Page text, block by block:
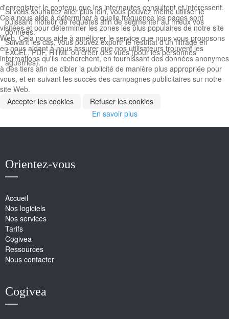
Si vous souhaitez aller plus loin, vous pouvez même utiliser le
puissant moteur de requêtes afin de segmenter au mieux vos
données.
Suivant les cas, vous pouvez exportr le résultat d'un filtrage en
EXCEL, PDF, HTML ou créer des vues (pour les personnes
aguerries).
Orientez-vous
Accueil
Nos logiciels
Nos services
Tarifs
Cogivea
Ressources
Nous contacter
Cogivea
d'enregistrer le contenu que les internautes consultent et intéressent.
Cela nous aide à déterminer à quelle fréquence les pages sont
visitées et pour déterminer les zones les plus populaires de notre site
Web. Cela nous aide à améliorer le service que nous vous proposons
en nous aidant à nous assurer que nos utilisateurs trouvent les
informations qu'ils recherchent, en fournissant des données anonymes
à des tiers afin de cibler la publicité de manière plus appropriée pour
vous, et en suivant les succès des campagnes publicitaires sur notre
site Web.
Accepter les cookies
Refuser les cookies
En savoir plus